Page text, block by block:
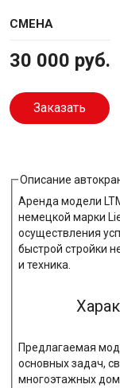
СМЕНА
30 000 руб.
Заказать
Описание
Аренда модели
немецкой марки
осуществления
быстрой стройки
и техника.
Предлагаемая
основных задач,
многоэтажных